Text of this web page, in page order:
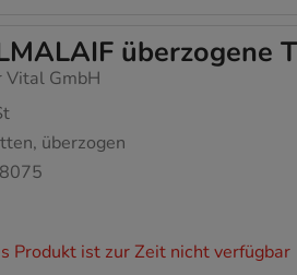
überzogene
Vital GmbH
überzogen
Produkt ist zur Zeit nicht verfügbar